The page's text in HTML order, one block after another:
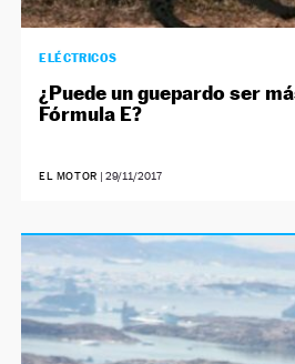
ELÉCTRICOS
¿Puede un guepardo ser
Fórmula E?
EL MOTOR | 29/11/2017